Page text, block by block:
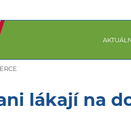
lákají na